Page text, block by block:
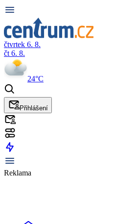
čtvrtek 6. 8.
čt 6. 8.
24°C
Přihlášení
Reklama